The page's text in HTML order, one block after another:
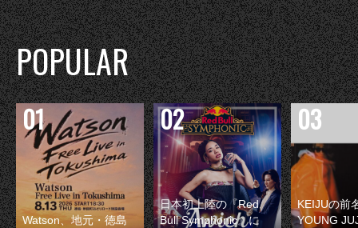
POPULAR
Watson、地元・徳島
日本初上陸の『Red
Bull Symphonic』に
KEIJUの前
YOUNG